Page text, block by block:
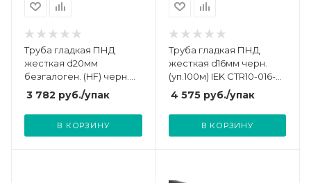
Труба гладкая ПНД
жесткая d20мм
безгалоген. (HF) черн.
(уп.100м) TOKOV
ELECTRIC TKE-THG-PND-
20-100-C05
3 782 руб./упак
В КОРЗИНУ
Труба гладкая ПНД
жесткая d16мм черн.
(уп.100м) IEK CTR10-016-
K02-100-1
4 575руб./упак
В КОРЗИНУ